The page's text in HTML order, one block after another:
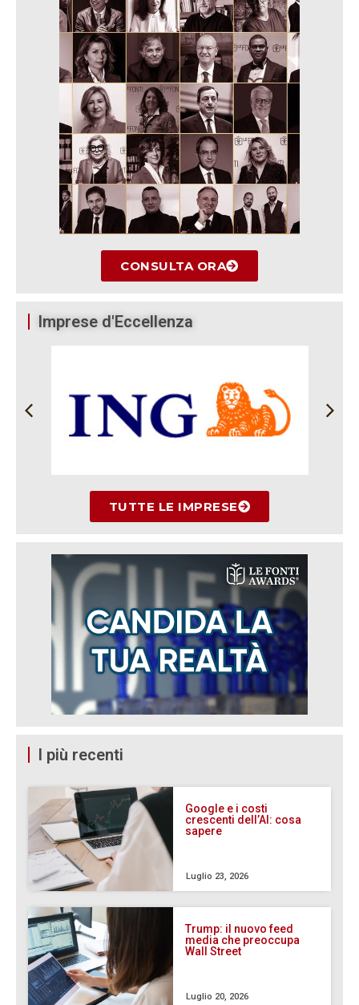
CONSULTA ORA
Imprese d'Eccellenza
TUTTE LE IMPRESE
I più recenti
Google e i costi
crescenti dell’AI: cosa
sapere
Luglio 23, 2026
Trump: il nuovo feed
media che preoccupa
Wall Street
Luglio 20, 2026